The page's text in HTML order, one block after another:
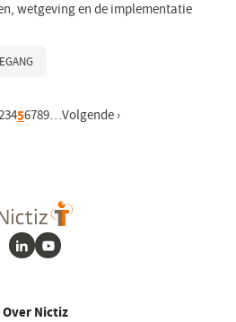
wetgeving en de implementatie
Pagina
3Pagina
4Huidige pagina
5Pagina
6Pagina
7Pagina
8Pagina
9…Volgende pagina
Volgende ›
LinkedInYoutube
Over Nictiz